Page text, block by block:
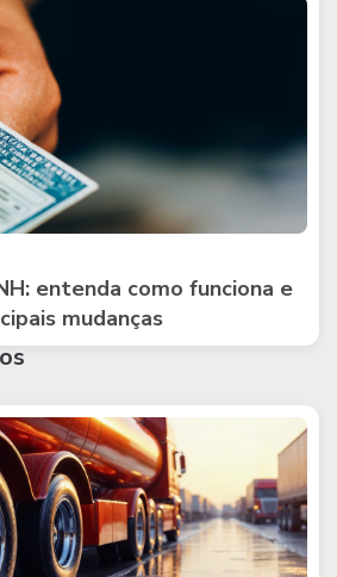
entenda como funciona e
mudanças